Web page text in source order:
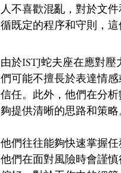
人不喜歡混亂，對於文
循既定的程序和守則，
由於ISTJ蛇夫座在應對
們可能不擅長於表達情
信任。此外，他們在分
夠提供清晰的思路和策略
他們往往能夠快速掌握
他們在面對風險時會謹